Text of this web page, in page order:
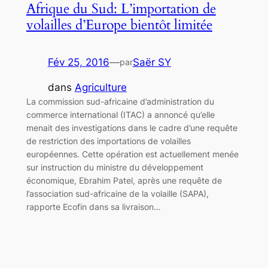
Afrique du Sud: L’importation de
volailles d’Europe bientôt limitée
Fév 25, 2016—parSaër SY
dans Agriculture
La commission sud-africaine d’administration du
commerce international (ITAC) a annoncé qu’elle
menait des investigations dans le cadre d’une requête
de restriction des importations de volailles
européennes. Cette opération est actuellement menée
sur instruction du ministre du développement
économique, Ebrahim Patel, après une requête de
l’association sud-africaine de la volaille (SAPA),
rapporte Ecofin dans sa livraison…